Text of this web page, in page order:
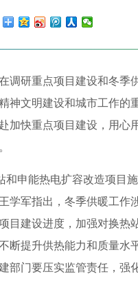
研重点项目建设和冬季
神文明建设和城市工作的
加快重点项目建设，用心
申能热电扩容改造项目施
学军指出，冬季供暖工作
目建设进度，加强对换热
断提升供热能力和质量水
部门要压实监管责任，强